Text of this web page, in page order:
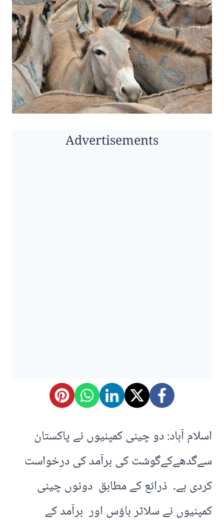
Advertisements
اسلام آباد: دو چینی کمپنیوں نے پاکستان
سےگدھےکےگوشت کی برآمد کی درخواست
کردی ہے۔ ذرائع کے مطابق دونوں چینی
کمپنیوں نے سلاٹر ہاؤس اور برآمد کے